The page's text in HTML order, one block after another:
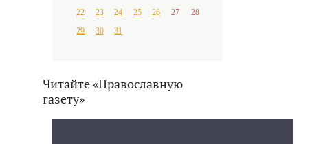
22
23 24 25 26 27
28
29
30 31
Читайте «Православную
газету»